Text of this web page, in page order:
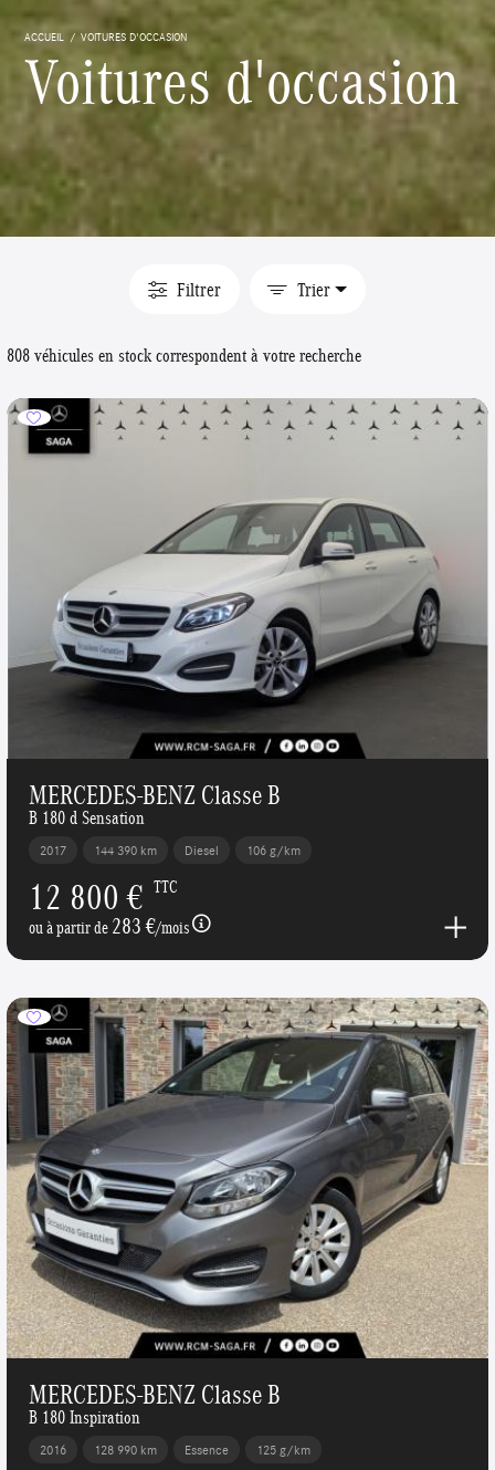
ACCUEIL VOITURES D'OCCASION
Voitures d'occasion
Filtrer Trier
808 véhicules en stock correspondent à votre recherche
MERCEDES-BENZ Classe B
B 180 d Sensation
2017 144 390 km Diesel 106 g/km
12 800 € TTC
ou à partir de283 €/mois
MERCEDES-BENZ Classe B
B 180 Inspiration
2016 128 990 km Essence 125 g/km